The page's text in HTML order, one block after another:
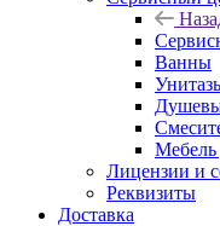
Ванны
Мебель
Лицензии и
Реквизиты
Доставка